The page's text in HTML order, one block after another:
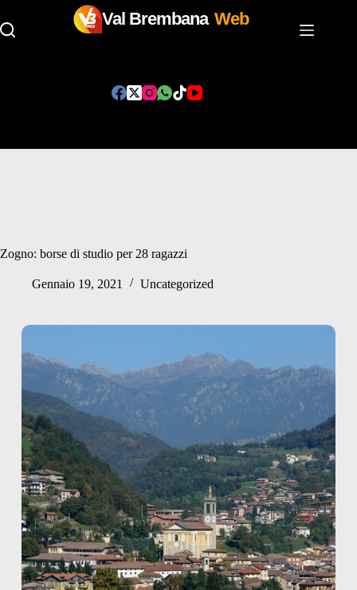
Val Brembana Web
Zogno: borse di studio per 28 ragazzi
Gennaio 19, 2021 Uncategorized